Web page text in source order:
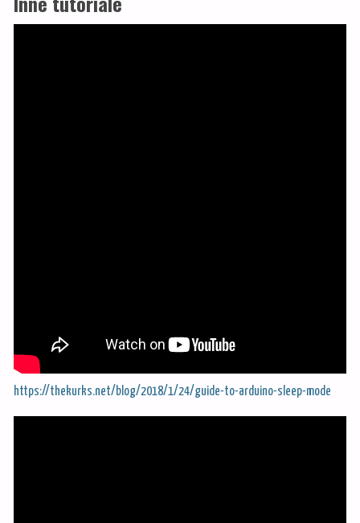
https://thekurks.net/blog/2018/1/24/guide-to-arduino-sleep-mode